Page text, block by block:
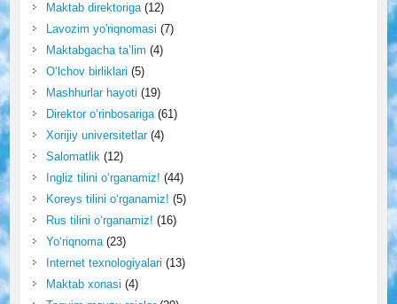
Maktab direktoriga(12)
Lavozim yo'riqnomasi (7)
Maktabgacha ta’lim (4)
O‘lchov birliklari (5)
Mashhurlar hayoti (19)
Direktor o‘rinbosariga(61)
Xorijiy universitetlar(4)
Salomatlik(12)
Ingliz tilini o‘rganamiz! (44)
Koreys tilini o‘rganamiz! (5)
Rus tilini o‘rganamiz! (16)
Yo‘riqnoma(23)
Internet texnologiyalari (13)
Maktab xonasi (4)